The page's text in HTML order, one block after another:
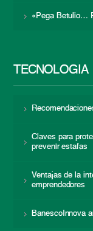
«Pega Betulio…
TECNOLOGÍA
Claves para
prevenir estafas
Ventajas de la
emprendedores
BanescoInnova